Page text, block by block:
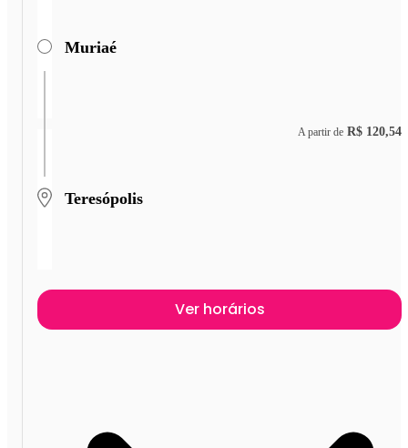
Muriaé
Teresópolis
A partir de R$ 120,54
Ver horários